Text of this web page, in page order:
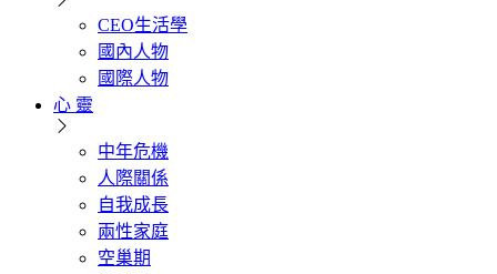
CEO生活學
國內人物
國際人物
心 靈
中年危機
人際關係
自我成長
兩性家庭
空巢期